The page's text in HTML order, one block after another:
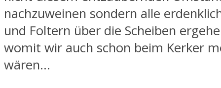
nachzuweinen sondern alle
und Foltern über die Scheiben
womit wir auch schon beim Kerker
wären…